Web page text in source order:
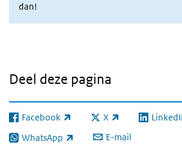
dan!
Deel deze pagina
Facebook
(externe link) X
(externe link)(externe
WhatsApp
(externe link) E-mail